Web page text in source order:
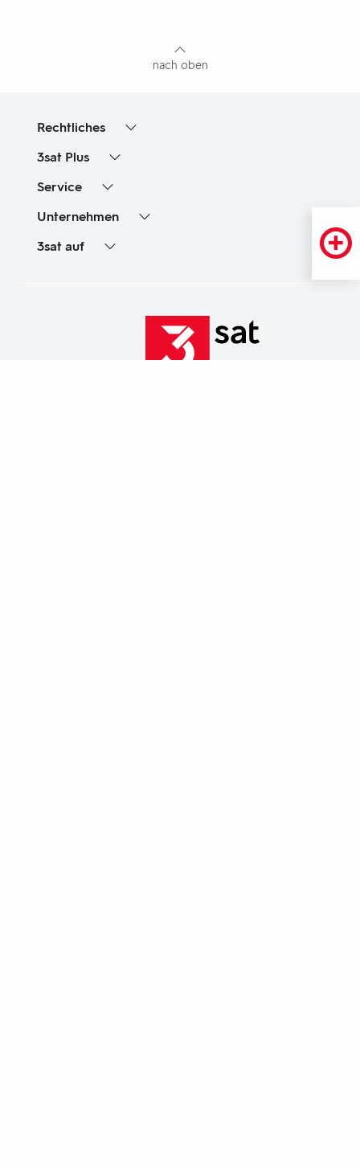
nach oben
Rechtliches
3sat Plus
Service
Unternehmen
3sat auf